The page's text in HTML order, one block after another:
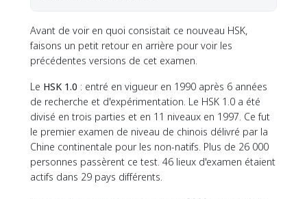
Avant de voir en quoi consistait ce nouveau HSK,
faisons un petit retour en arrière pour voir les
précédentes versions de cet examen.
Le HSK 1.0 : entré en vigueur en 1990 après 6 années
de recherche et d'expérimentation. Le HSK 1.0 a été
divisé en trois parties et en 11 niveaux en 1997. Ce fut
le premier examen de niveau de chinois délivré par la
Chine continentale pour les non-natifs. Plus de 26 000
personnes passèrent ce test. 46 lieux d'examen étaient
actifs dans 29 pays différents.